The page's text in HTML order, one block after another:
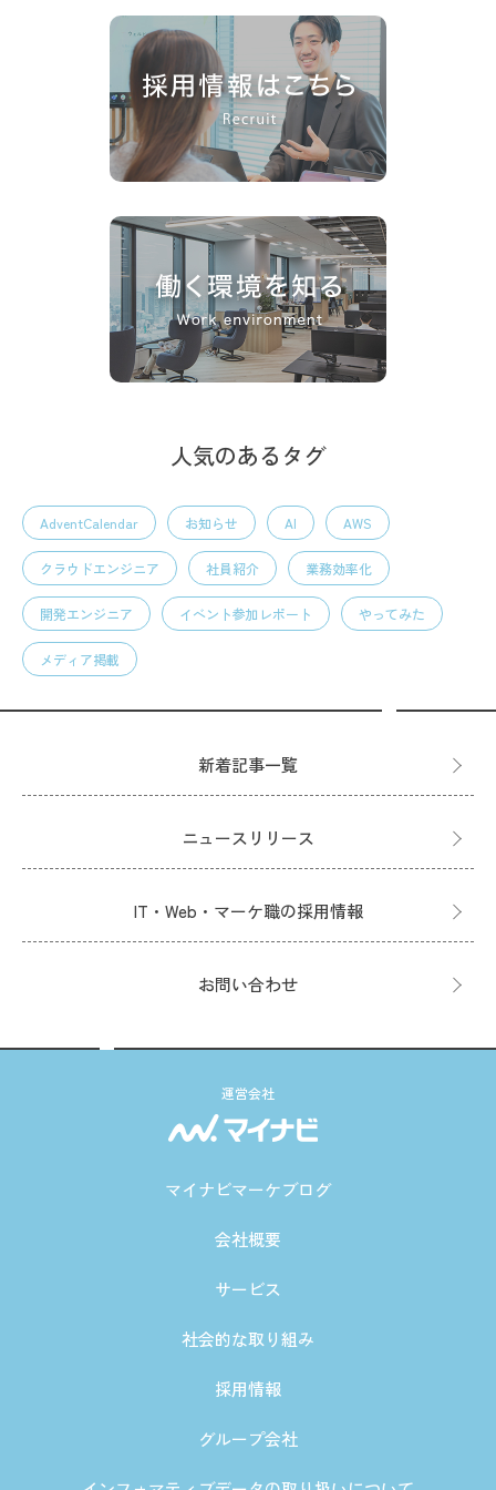
人気のあるタグ
AdventCalendar お知らせ AI AWS
クラウドエンジニア 社員紹介 業務効率化
開発エンジニア イベント参加レポート やってみた
メディア掲載
新着記事一覧
ニュースリリース
IT・Web・マーケ職の採用情報
お問い合わせ
運営会社
マイナビマーケブログ
会社概要
サービス
社会的な取り組み
採用情報
グループ会社